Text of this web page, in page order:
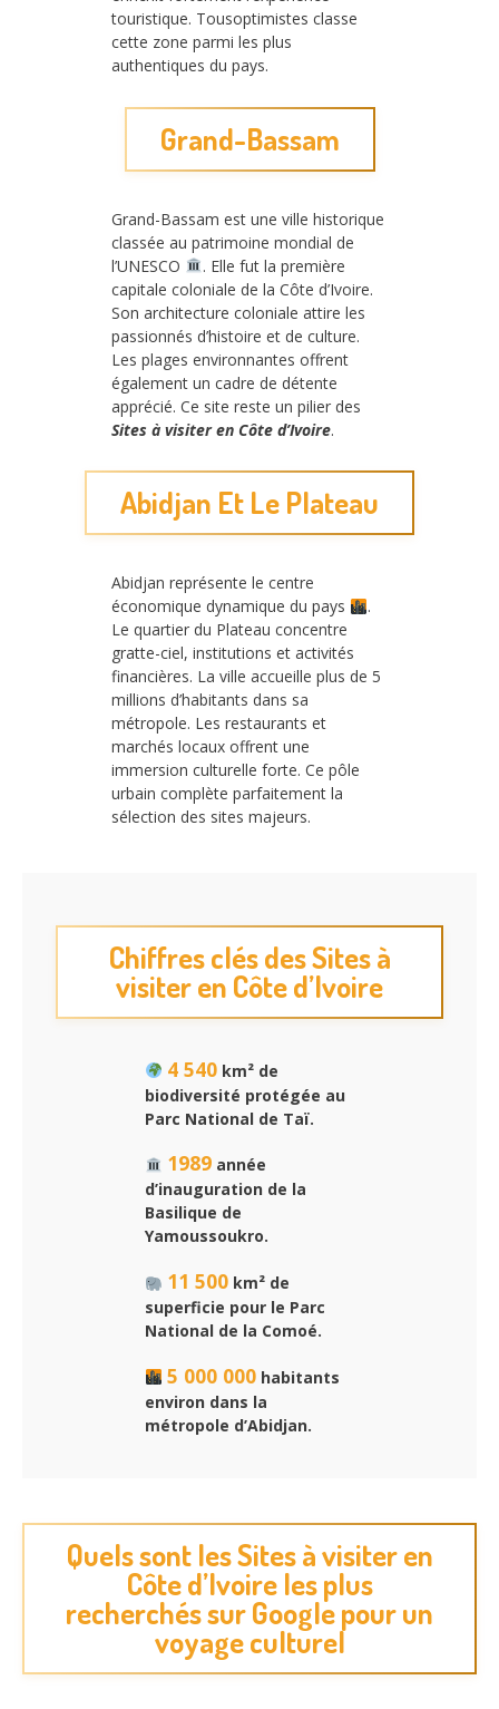
touristique. Tousoptimistes classe
cette zone parmi les plus
authentiques du pays.
Grand-Bassam
Grand-Bassam est une ville historique
classée au patrimoine mondial de
l’UNESCO
. Elle fut la première
capitale coloniale de la Côte d’Ivoire.
Son architecture coloniale attire les
passionnés d’histoire et de culture.
Les plages environnantes offrent
également un cadre de détente
apprécié. Ce site reste un pilier des
Sites à visiter en Côte d’Ivoire.
Abidjan Et Le Plateau
Abidjan représente le centre
économique dynamique du pays
.
Le quartier du Plateau concentre
gratte-ciel, institutions et activités
financières. La ville accueille plus de 5
millions d’habitants dans sa
métropole. Les restaurants et
marchés locaux offrent une
immersion culturelle forte. Ce pôle
urbain complète parfaitement la
sélection des sites majeurs.
Chiffres clés des Sites à
visiter en Côte d’Ivoire
4 540km² de
biodiversité protégée au
Parc National de Taï.
1989année
d’inauguration de la
Basilique de
Yamoussoukro.
11 500km² de
superficie pour le Parc
National de la Comoé.
5 000 000habitants
environ dans la
métropole d’Abidjan.
Quels sont les Sites à visiter en
Côte d’Ivoire les plus
recherchés sur Google pour un
voyage culturel